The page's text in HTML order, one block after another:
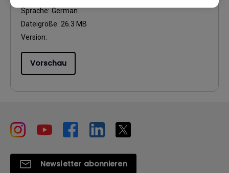
Sprache: German
Dateigröße: 26.3 MB
Version:
Vorschau
Newsletter abonnieren